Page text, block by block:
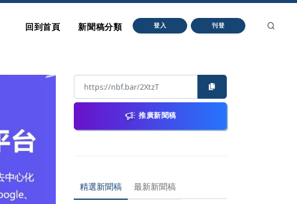
回到首頁 新聞稿分類 登入 刊登
推廣新聞稿
精選新聞稿 最新新聞稿